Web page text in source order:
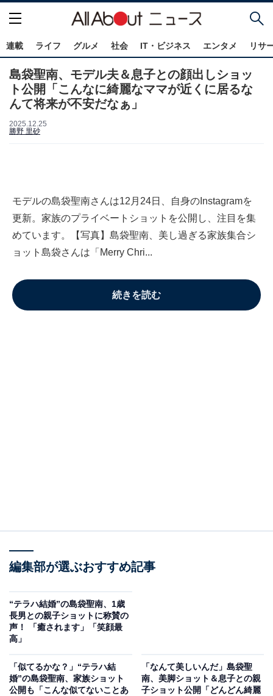
連載 ライフ グルメ 社会 IT・ビジネス エンタメ リサ
島袋聖南、モデル夫＆息子との顔出しショッ
ト公開「こんなに綺麗なママが近くに居るな
んて将来が不安だなぁ」
2025.12.25
勝野 里砂
モデルの島袋聖南さんは12月24日、自身のInstagramを
更新。家族のプライベートショットを公開し、注目を集
めています。【写真】島袋聖南、美し過ぎる家族集合シ
ョット島袋さんは「Merry Chri...
続きを読む
編集部が選ぶおすすめ記事
“テラハ結婚”の島袋聖南、1歳
長男との親子ショットに称賛の
声！ 「癒されます」「笑顔最
高」
「似てるかな？」“テラハ結
婚”の島袋聖南、家族ショット
公開も「こんな似てないことあ
「なんて美しいんだ」島袋聖
南、美脚ショット＆息子との親
子ショット公開「どんどん綺麗